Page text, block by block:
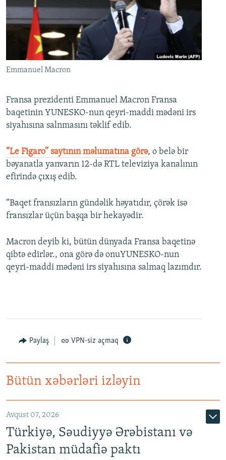
İNFOQRAFIKA
KARIKATURA
AZƏRBAYCAN ƏDƏBIYYATI KITABXANASI
İSLAM VƏ DEMOKRATIYA
İZ - MƏDƏNIYYƏT PROQRAMI
MISSIYAMIZ
PEŞƏ ETIKASI VƏ JURNALISTIKA STANDARTLARIMIZ
MATERIALLARIMIZDAN ISTIFADƏ
XƏBƏR BÜLLETENLƏRIMIZ
BIZI IZLƏ
RFE/RL-in bütün saytları
Emmanuel Macron
Fransa prezidenti Emmanuel Macron Fransa
baqetinin YUNESKO-nun qeyri-maddi mədəni irs
siyahısına salnmasını təklif edib.
“Le Figaro” saytının məlumatına görə, o belə bir
bəyanatla yanvarın 12-də RTL televiziya kanalının
efirində çıxış edib.
“Baqet fransızların gündəlik həyatıdır, çörək isə
fransızlar üçün başqa bir hekayədir.
Macron deyib ki, bütün dünyada Fransa baqetinə
qibtə edirlər., ona görə də onuYUNESKO-nun
qeyri-maddi mədəni irs siyahısına salmaq lazımdır.
Paylaş VPN-siz açmaq
Bütün xəbərləri izləyin
Avqust 07, 2026
Türkiyə, Səudiyyə Ərəbistanı və
Pakistan müdafiə paktı